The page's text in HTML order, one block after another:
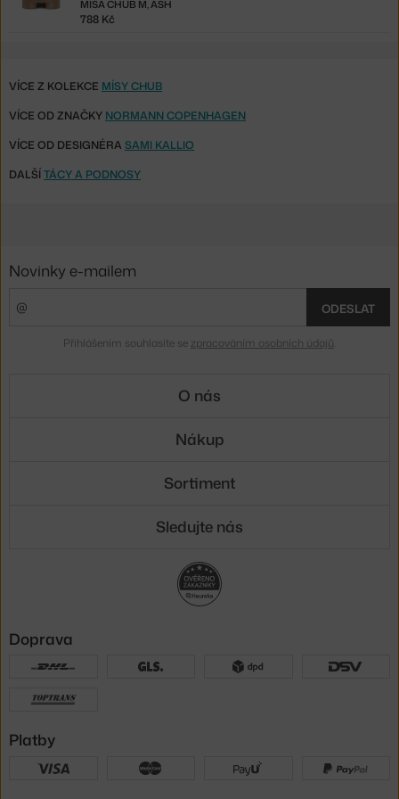
MÍSA CHUB M, ASH
788 Kč
VÍCE Z KOLEKCE MÍSY CHUB
VÍCE OD ZNAČKY NORMANN COPENHAGEN
VÍCE OD DESIGNÉRA SAMI KALLIO
DALŠÍTÁCY A PODNOSY
Novinky e-mailem
ODESLAT
Přihlášením souhlasíte se zpracováním osobních údajů
O nás
Nákup
Sortiment
Sledujte nás
Doprava
Platby